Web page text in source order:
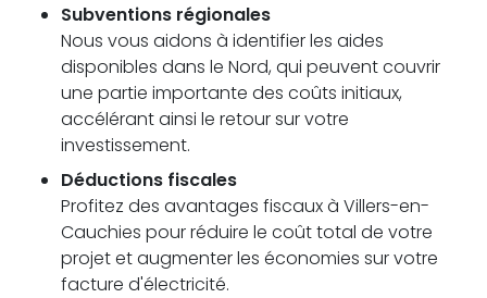
Subventions régionales
Nous vous aidons à identifier les aides
disponibles dans le Nord, qui peuvent couvrir
une partie importante des coûts initiaux,
accélérant ainsi le retour sur votre
investissement.
Déductions fiscales
Profitez des avantages fiscaux à Villers-en-
Cauchies pour réduire le coût total de votre
projet et augmenter les économies sur votre
facture d'électricité.